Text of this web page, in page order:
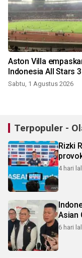
Aston Villa
Indonesia All Stars
Sabtu, 1 Agustus 2026
Terpopuler -
Rizki
4 hari
Asian
6 hari